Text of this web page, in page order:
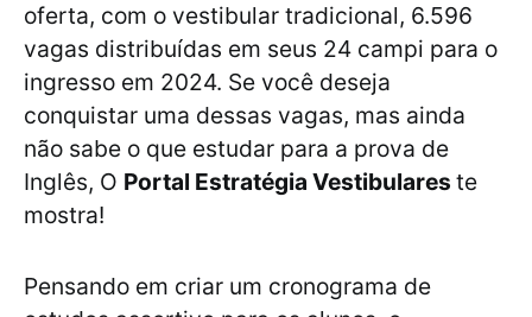
oferta, com o vestibular tradicional, 6.596
vagas distribuídas em seus 24 campi para o
ingresso em 2024. Se você deseja
conquistar uma dessas vagas, mas ainda
não sabe o que estudar para a prova de
Inglês, O Portal Estratégia Vestibulares te
mostra!
Pensando em criar um cronograma de